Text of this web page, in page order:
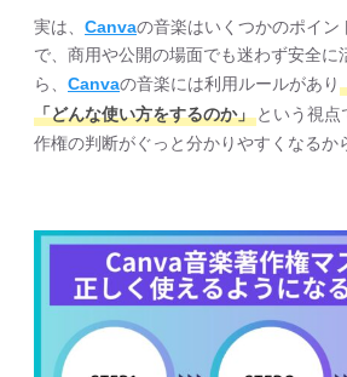
実は、 Canvaの音楽はいくつかのポイン
で、商用や公開の場面でも迷わず安全に
ら、 Canvaの音楽には利用ルールがあり
「どんな使い方をするのか」 という視点
作権の判断がぐっと分かりやすくなるか